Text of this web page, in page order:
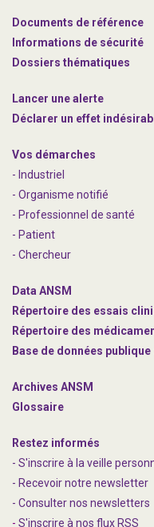
Documents de référence
Informations de sécurité
Dossiers thématiques
Lancer une alerte
Déclarer un effet
Vos démarches
- Industriel
- Organisme notifié
- Professionnel de santé
- Patient
- Chercheur
Data ANSM
Répertoire des essais
Répertoire des
Base de données
Archives ANSM
Glossaire
Restez informés
- S'inscrire à la veille
- Recevoir notre newsletter
- Consulter nos newsletters
- S'inscrire à nos flux RSS